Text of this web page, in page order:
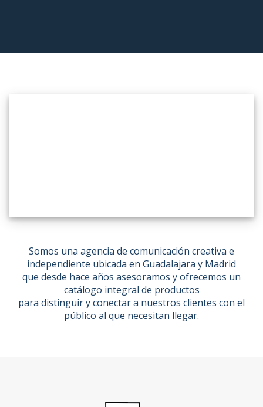
Somos una agencia de comunicación creativa e
independiente ubicada en Guadalajara y Madrid
que desde hace años asesoramos y ofrecemos un
catálogo integral de productos
para distinguir y conectar a nuestros clientes con el
público al que necesitan llegar.